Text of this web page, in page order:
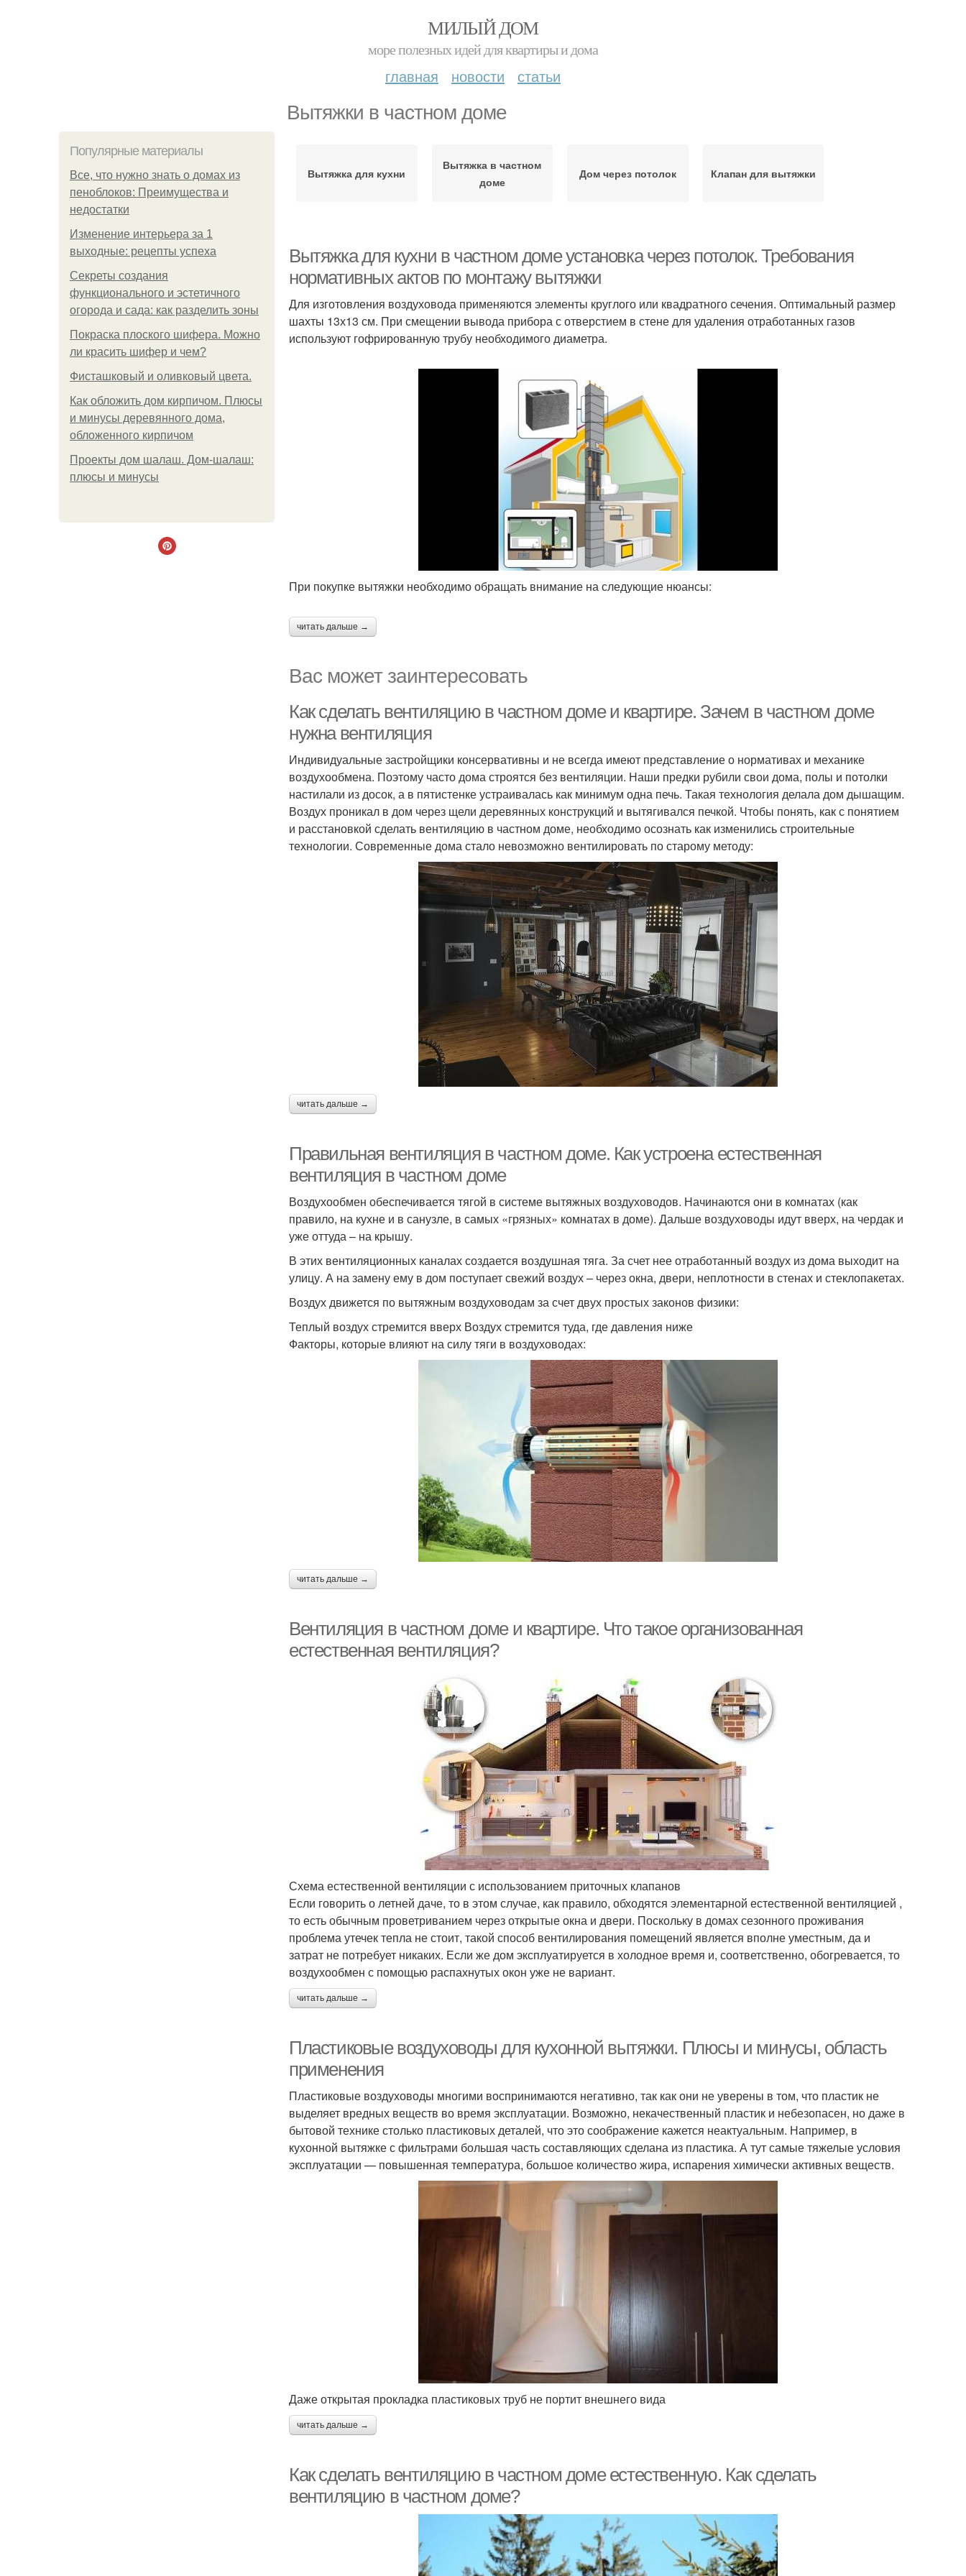
МИЛЫЙ ДОМ
море полезных идей для квартиры и дома
главная новости статьи
Вытяжки в частном доме
Популярные материалы
Все, что нужно знать о домах из
пеноблоков: Преимущества и
недостатки
Изменение интерьера за 1
выходные: рецепты успеха
Секреты создания
функционального и эстетичного
огорода и сада: как разделить зоны
Покраска плоского шифера. Можно
ли красить шифер и чем?
Фисташковый и оливковый цвета.
Как обложить дом кирпичом. Плюсы
и минусы деревянного дома,
обложенного кирпичом
Проекты дом шалаш. Дом-шалаш:
плюсы и минусы
Вытяжка для кухни
Вытяжка в частном
доме
Дом через потолок Клапан для вытяжки
Вытяжка для кухни в частном доме установка через потолок. Требования
нормативных актов по монтажу вытяжки
Для изготовления воздуховода применяются элементы круглого или квадратного сечения. Оптимальный размер
шахты 13х13 см. При смещении вывода прибора с отверстием в стене для удаления отработанных газов
используют гофрированную трубу необходимого диаметра.
При покупке вытяжки необходимо обращать внимание на следующие нюансы:
читать дальше →
Вас может заинтересовать
Как сделать вентиляцию в частном доме и квартире. Зачем в частном доме
нужна вентиляция
Индивидуальные застройщики консервативны и не всегда имеют представление о нормативах и механике
воздухообмена. Поэтому часто дома строятся без вентиляции. Наши предки рубили свои дома, полы и потолки
настилали из досок, а в пятистенке устраивалась как минимум одна печь. Такая технология делала дом дышащим.
Воздух проникал в дом через щели деревянных конструкций и вытягивался печкой. Чтобы понять, как с понятием
и расстановкой сделать вентиляцию в частном доме, необходимо осознать как изменились строительные
технологии. Современные дома стало невозможно вентилировать по старому методу:
читать дальше →
Правильная вентиляция в частном доме. Как устроена естественная
вентиляция в частном доме
Воздухообмен обеспечивается тягой в системе вытяжных воздуховодов. Начинаются они в комнатах (как
правило, на кухне и в санузле, в самых «грязных» комнатах в доме). Дальше воздуховоды идут вверх, на чердак и
уже оттуда – на крышу.
В этих вентиляционных каналах создается воздушная тяга. За счет нее отработанный воздух из дома выходит на
улицу. А на замену ему в дом поступает свежий воздух – через окна, двери, неплотности в стенах и стеклопакетах.
Воздух движется по вытяжным воздуховодам за счет двух простых законов физики:
Теплый воздух стремится вверх Воздух стремится туда, где давления ниже
Факторы, которые влияют на силу тяги в воздуховодах:
читать дальше →
Вентиляция в частном доме и квартире. Что такое организованная
естественная вентиляция?
Схема естественной вентиляции с использованием приточных клапанов
Если говорить о летней даче, то в этом случае, как правило, обходятся элементарной естественной вентиляцией ,
то есть обычным проветриванием через открытые окна и двери. Поскольку в домах сезонного проживания
проблема утечек тепла не стоит, такой способ вентилирования помещений является вполне уместным, да и
затрат не потребует никаких. Если же дом эксплуатируется в холодное время и, соответственно, обогревается, то
воздухообмен с помощью распахнутых окон уже не вариант.
читать дальше →
Пластиковые воздуховоды для кухонной вытяжки. Плюсы и минусы, область
применения
Пластиковые воздуховоды многими воспринимаются негативно, так как они не уверены в том, что пластик не
выделяет вредных веществ во время эксплуатации. Возможно, некачественный пластик и небезопасен, но даже в
бытовой технике столько пластиковых деталей, что это соображение кажется неактуальным. Например, в
кухонной вытяжке с фильтрами большая часть составляющих сделана из пластика. А тут самые тяжелые условия
эксплуатации — повышенная температура, большое количество жира, испарения химически активных веществ.
Даже открытая прокладка пластиковых труб не портит внешнего вида
читать дальше →
Как сделать вентиляцию в частном доме естественную. Как сделать
вентиляцию в частном доме?